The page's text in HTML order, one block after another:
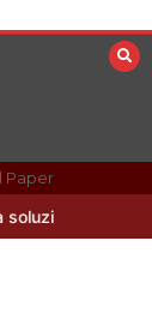
Paper
più adatta